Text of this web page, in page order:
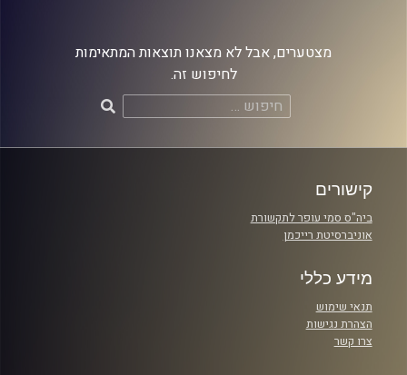
מצטערים, אבל לא מצאנו תוצאות המתאימות
לחיפוש זה.
חיפוש:
קישורים
ביה"ס סמי עופר לתקשורת
אוניברסיטת רייכמן
מידע כללי
תנאי שימוש
הצהרת נגישות
צרו קשר